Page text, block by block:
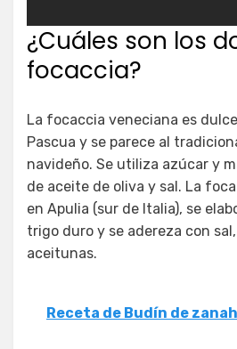
¿Cuáles son los
focaccia?
La focaccia veneciana es
Pascua y se parece al
navideño. Se utiliza azúcar y
de aceite de oliva y sal. La
en Apulia (sur de Italia), se
trigo duro y se adereza con
aceitunas.
Receta de Budín de